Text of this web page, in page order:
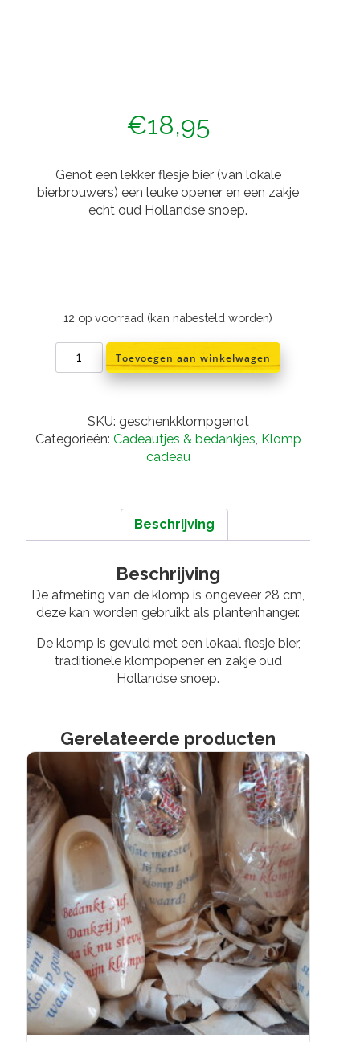
€18,95
Genot een lekker flesje bier (van lokale
bierbrouwers) een leuke opener en een zakje
echt oud Hollandse snoep.
12 op voorraad (kan nabesteld worden)
Geschenkklomp
Genot
aantal
Toevoegen aan winkelwagen
SKU: geschenkklompgenot
Categorieën: Cadeautjes & bedankjes, Klomp
cadeau
Beschrijving
Beschrijving
De afmeting van de klomp is ongeveer 28 cm,
deze kan worden gebruikt als plantenhanger.
De klomp is gevuld met een lokaal flesje bier,
traditionele klompopener en zakje oud
Hollandse snoep.
Gerelateerde producten